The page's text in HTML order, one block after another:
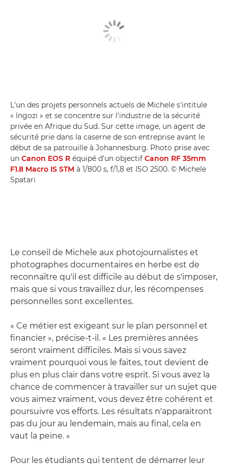
L'un des projets personnels actuels de Michele s'intitule
« Ingozi » et se concentre sur l'industrie de la sécurité
privée en Afrique du Sud. Sur cette image, un agent de
sécurité prie dans la caserne de son entreprise avant le
début de sa patrouille à Johannesburg. Photo prise avec
un Canon EOS R équipé d'un objectif Canon RF 35mm
F1.8 Macro IS STM à 1/800 s, f/1,8 et ISO 2500. © Michele
Spatari
Le conseil de Michele aux photojournalistes et
photographes documentaires en herbe est de
reconnaître qu'il est difficile au début de s'imposer,
mais que si vous travaillez dur, les récompenses
personnelles sont excellentes.
« Ce métier est exigeant sur le plan personnel et
financier », précise-t-il. « Les premières années
seront vraiment difficiles. Mais si vous savez
vraiment pourquoi vous le faites, tout devient de
plus en plus clair dans votre esprit. Si vous avez la
chance de commencer à travailler sur un sujet que
vous aimez vraiment, vous devez être cohérent et
poursuivre vos efforts. Les résultats n'apparaitront
pas du jour au lendemain, mais au final, cela en
vaut la peine. »
Pour les étudiants qui tentent de démarrer leur